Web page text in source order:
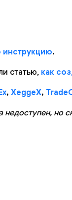
инструкцию.
статью, как
, XeggeX,
недоступен, но